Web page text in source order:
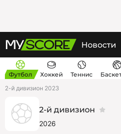
Новости
Футбол Хоккей Теннис
2-й дивизион 2023
2-й дивизион
2026